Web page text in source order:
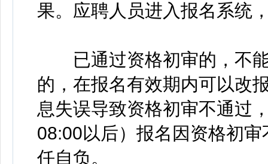
果。应聘人员进入报名系统
已通过资格初审的，不能
的，在报名有效期内可以改
息失误导致资格初审不通过
08:00以后）报名因资格初
任自负。